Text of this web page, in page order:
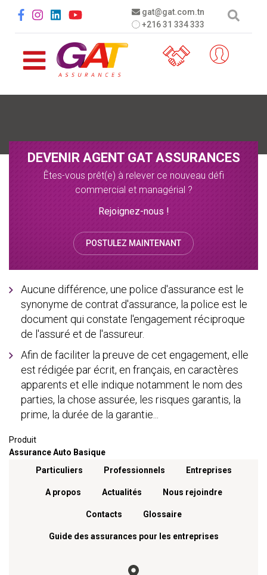
gat@gat.com.tn
+216 31 334 333
Social menu
DEVENIR AGENT GAT ASSURANCES
Êtes-vous prêt(e) à relever ce nouveau défi
commercial et managérial ?
Rejoignez-nous !
POSTULEZ MAINTENANT
Aucune différence, une police d'assurance est le
synonyme de contrat d'assurance, la police est le
document qui constate l'engagement réciproque
de l'assuré et de l'assureur.
Afin de faciliter la preuve de cet engagement, elle
est rédigée par écrit, en français, en caractères
apparents et elle indique notamment le nom des
parties, la chose assurée, les risques garantis, la
prime, la durée de la garantie...
Produit
Assurance Auto Basique
Menu footer
Particuliers Professionnels Entreprises
A propos Actualités Nous rejoindre
Contacts Glossaire
Guide des assurances pour les entreprises